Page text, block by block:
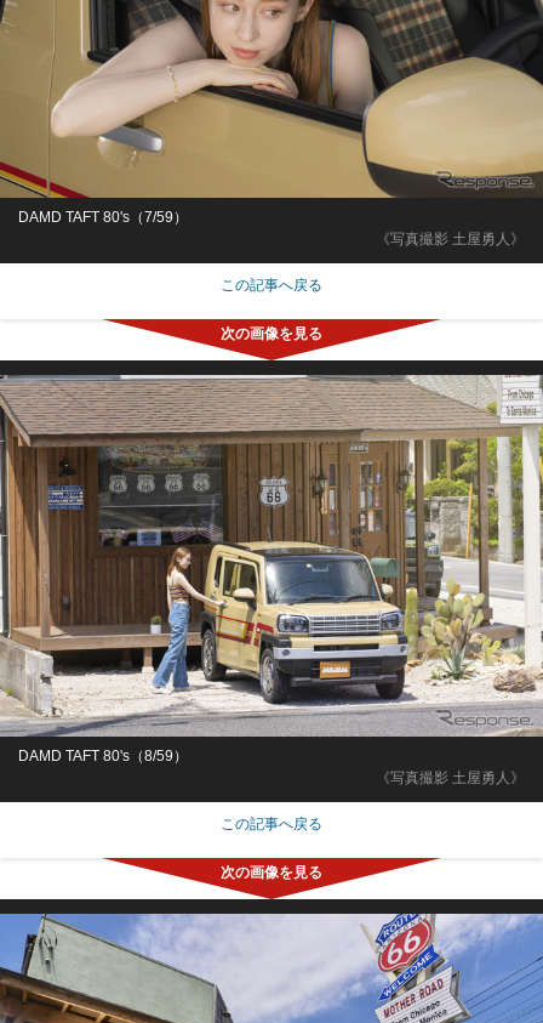
《写真撮影 土屋勇人》
DAMD TAFT 80's（7/59）
この記事へ戻る
《写真撮影 土屋勇人》
DAMD TAFT 80's（8/59）
この記事へ戻る